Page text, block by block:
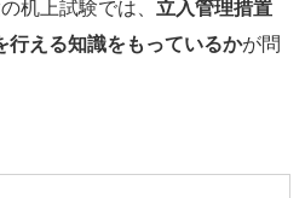
机上試験では、 立入管理措置
行える知識をもっているかが問